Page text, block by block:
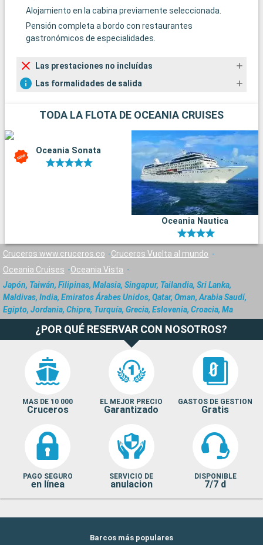
Alojamiento en la cabina previamente seleccionada.
Pensión completa a bordo con restaurantes
gastronómicos de especialidades.
Las prestaciones no incluídas
Las formalidades de salida
TODA LA FLOTA DE OCEANIA CRUISES
Oceania Sonata
Oceania Nautica
Cruceros www.cruceros.co
Cruceros Vuelta al mundo
Oceania Cruises
Oceania Vista
Japón, Taiwán, Filipinas, Malasia, Singapur, Tailandia, Sri Lanka,
Maldivas, India, Emiratos Árabes Unidos, Qatar, Oman, Arabia Saudí,
Egipto, Jordania, Chipre, Turquía, Grecia, Eslovenia, Croacia, Ma
¿POR QUÉ RESERVAR CON NOSOTROS?
MAS DE 10 000
Cruceros
EL MEJOR PRECIO
Garantizado
GASTOS DE GESTION
Gratis
PAGO SEGURO
en línea
SERVICIO DE
anulacion
DISPONIBLE
7/7 d
Barcos más populares